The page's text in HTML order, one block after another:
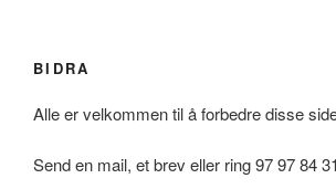
BIDRA
Alle er velkommen til å forbedre disse
Send en mail, et brev eller ring 97 97 84 31